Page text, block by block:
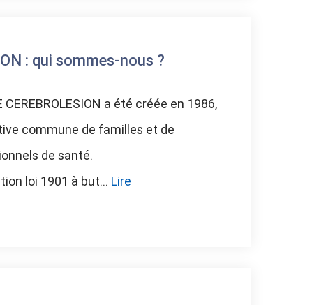
: qui sommes-nous ?
CEREBROLESION a été créée en 1986,
commune de familles et de
de santé.
loi 1901 à but... Lire